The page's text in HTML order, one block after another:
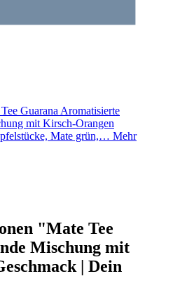
Guarana Aromatisierte
mit Kirsch-Orangen
Mate grün,… Mehr
"Mate Tee
Mischung mit
| Dein